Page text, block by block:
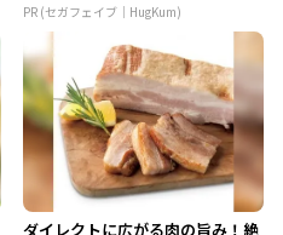
PR (セガフェイブ｜HugKum)
ダイレクトに広がる肉の旨み！絶